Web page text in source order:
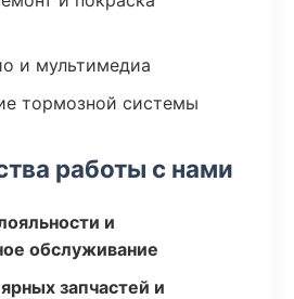
и мультимедиа
тормозной системы
работы с нами
и
обслуживание
запчастей и